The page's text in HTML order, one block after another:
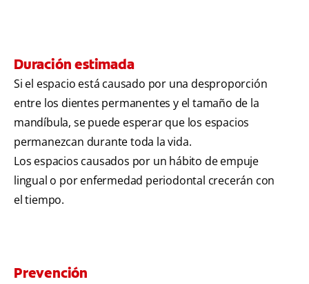
Duración estimada
Si el espacio está causado por una desproporción
entre los dientes permanentes y el tamaño de la
mandíbula, se puede esperar que los espacios
permanezcan durante toda la vida.
Los espacios causados por un hábito de empuje
lingual o por enfermedad periodontal crecerán con
el tiempo.
Prevención